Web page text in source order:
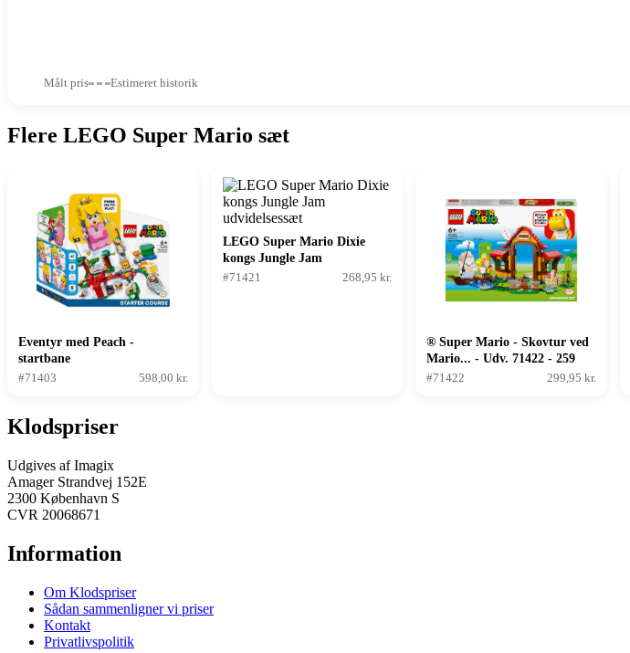
Målt pris Estimeret historik
Flere LEGO Super Mario sæt
Eventyr med Peach -
startbane
#71403
598,00 kr.
LEGO Super Mario Dixie
kongs Jungle Jam
udvidelsessæt
#71421 268,95 kr.
® Super Mario - Skovtur ved
Mario... - Udv. 71422 - 259
Dele
#71422 299,95 kr.
Klodspriser
Udgives af Imagix
Amager Strandvej 152E
2300 København S
CVR 20068671
Information
Om Klodspriser
Sådan sammenligner vi priser
Kontakt
Privatlivspolitik